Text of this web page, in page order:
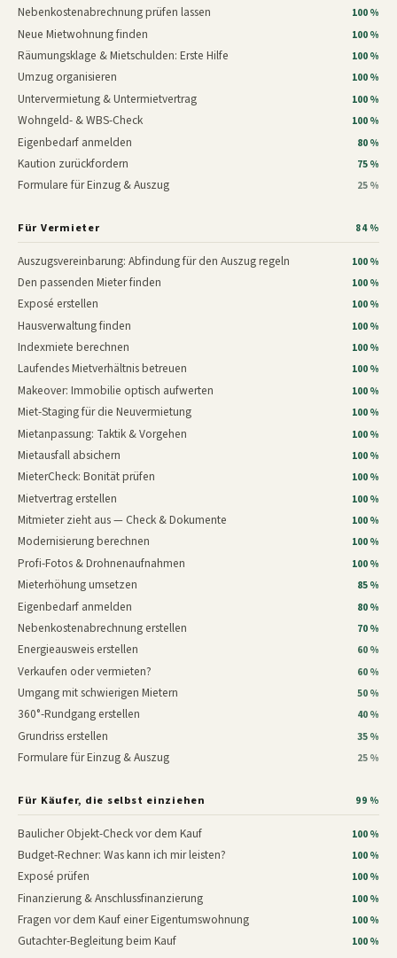
Nebenkostenabrechnung prüfen lassen 100 %
Neue Mietwohnung finden 100 %
Räumungsklage & Mietschulden: Erste Hilfe 100 %
Umzug organisieren 100 %
Untervermietung & Untermietvertrag 100 %
Wohngeld- & WBS-Check 100 %
Eigenbedarf anmelden 80 %
Kaution zurückfordern 75 %
Formulare für Einzug & Auszug 25 %
Für Vermieter 84 %
Auszugsvereinbarung: Abfindung für den Auszug regeln 100 %
Den passenden Mieter finden 100 %
Exposé erstellen 100 %
Hausverwaltung finden 100 %
Indexmiete berechnen 100 %
Laufendes Mietverhältnis betreuen 100 %
Makeover: Immobilie optisch aufwerten 100 %
Miet-Staging für die Neuvermietung 100 %
Mietanpassung: Taktik & Vorgehen 100 %
Mietausfall absichern 100 %
MieterCheck: Bonität prüfen 100 %
Mietvertrag erstellen 100 %
Mitmieter zieht aus — Check & Dokumente 100 %
Modernisierung berechnen 100 %
Profi-Fotos & Drohnenaufnahmen 100 %
Mieterhöhung umsetzen 85 %
Eigenbedarf anmelden 80 %
Nebenkostenabrechnung erstellen 70 %
Energieausweis erstellen 60 %
Verkaufen oder vermieten? 60 %
Umgang mit schwierigen Mietern 50 %
360°-Rundgang erstellen 40 %
Grundriss erstellen 35 %
Formulare für Einzug & Auszug 25 %
Für Käufer, die selbst einziehen 99 %
Baulicher Objekt-Check vor dem Kauf 100 %
Budget-Rechner: Was kann ich mir leisten? 100 %
Exposé prüfen 100 %
Finanzierung & Anschlussfinanzierung 100 %
Fragen vor dem Kauf einer Eigentumswohnung 100 %
Gutachter-Begleitung beim Kauf 100 %